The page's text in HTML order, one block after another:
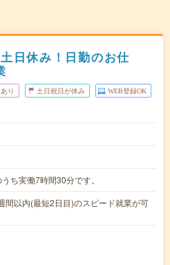
日休み！日勤のお仕
り 土日祝日が休み WEB登録OK
ち実働7時間30分です。
間以内(最短2日目)のスピード就業が可